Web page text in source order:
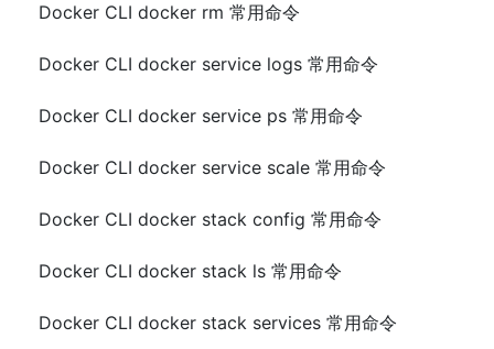
Docker CLI docker rm 常用命令
Docker CLI docker service logs 常用命令
Docker CLI docker service ps 常用命令
Docker CLI docker service scale 常用命令
Docker CLI docker stack config 常用命令
Docker CLI docker stack ls 常用命令
Docker CLI docker stack services 常用命令